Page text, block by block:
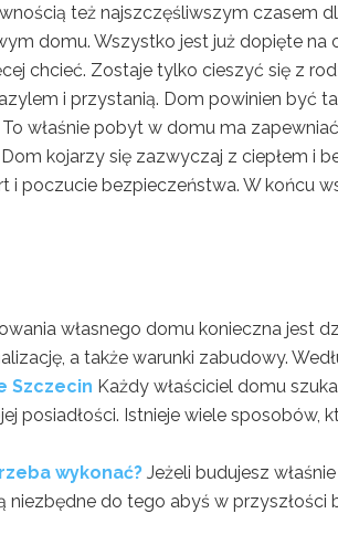
też najszczęśliwszym czasem
domu. Wszystko jest już dopięte na
chcieć. Zostaje tylko cieszyć się z
i przystanią. Dom powinien być
właśnie pobyt w domu ma
kojarzy się zazwyczaj z ciepłem i
i poczucie bezpieczeństwa. W końcu
własnego domu konieczna jest
a także warunki zabudowy.
Szczecin Każdy właściciel domu
posiadłości. Istnieje wiele sposobów,
wykonać? Jeżeli budujesz
niezbędne do tego abyś w